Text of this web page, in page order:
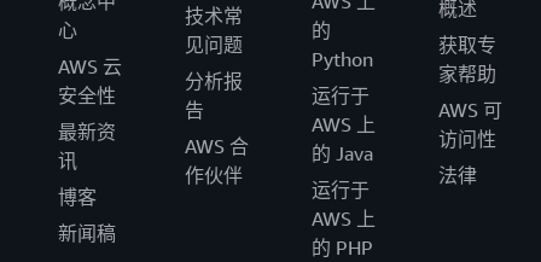
心
AWS 云
安全性
最新资
讯
博客
新闻稿
技术常
见问题
分析报
告
AWS 合
作伙伴
的
Python
运行于
AWS 上
的 Java
运行于
AWS 上
的 PHP
概述
获取专
家帮助
AWS 可
访问性
法律